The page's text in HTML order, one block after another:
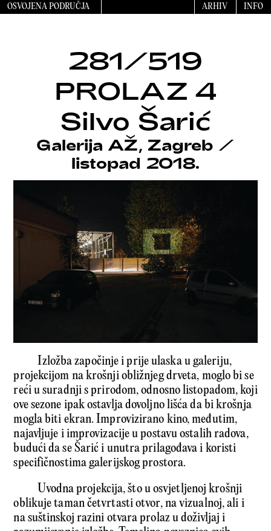
OSVOJENA PODRUČJA ARHIV INFO
281/519
PROLAZ 4
Silvo Šarić
Galerija AŽ, Zagreb /
listopad 2018.
Izložba započinje i prije ulaska u galeriju,
projekcijom na krošnji obližnjeg drveta, moglo bi se
reći u suradnji s prirodom, odnosno listopadom, koji
ove sezone ipak ostavlja dovoljno lišća da bi krošnja
mogla biti ekran. Improvizirano kino, međutim,
najavljuje i improvizacije u postavu ostalih radova,
budući da se Šarić i unutra prilagođava i koristi
specifičnostima galerijskog prostora.
Uvodna projekcija, što u osvjetljenoj krošnji
oblikuje taman četvrtasti otvor, na vizualnoj, ali i
na suštinskoj razini otvara prolaz u doživljaj i